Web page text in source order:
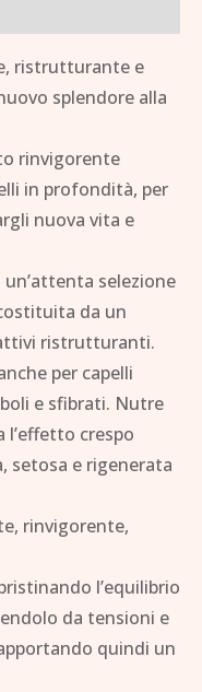
ristrutturante e
splendore alla
rinvigorente
in profondità, per
nuova vita e
selezione
da un
ristrutturanti.
per capelli
e sfibrati. Nutre
l’effetto crespo
setosa e rigenerata
rinvigorente,
l’equilibrio
da tensioni e
quindi un